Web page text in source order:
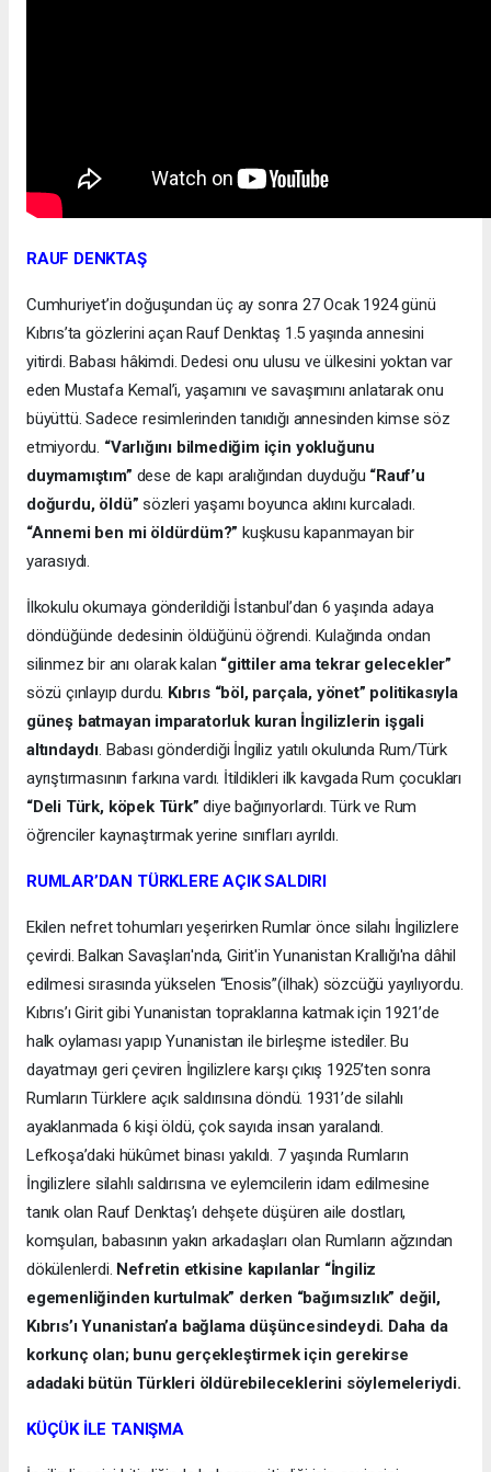
RAUF DENKTAŞ
Cumhuriyet’in doğuşundan üç ay sonra 27 Ocak 1924 günü
Kıbrıs’ta gözlerini açan Rauf Denktaş 1.5 yaşında annesini
yitirdi. Babası hâkimdi. Dedesi onu ulusu ve ülkesini yoktan var
eden Mustafa Kemal’i, yaşamını ve savaşımını anlatarak onu
büyüttü. Sadece resimlerinden tanıdığı annesinden kimse söz
etmiyordu. “Varlığını bilmediğim için yokluğunu
duymamıştım” dese de kapı aralığından duyduğu “Rauf’u
doğurdu, öldü” sözleri yaşamı boyunca aklını kurcaladı.
“Annemi ben mi öldürdüm?”kuşkusu kapanmayan bir
yarasıydı.
İlkokulu okumaya gönderildiği İstanbul’dan 6 yaşında adaya
döndüğünde dedesinin öldüğünü öğrendi. Kulağında ondan
silinmez bir anı olarak kalan “gittiler ama tekrar gelecekler”
sözü çınlayıp durdu. Kıbrıs “böl, parçala, yönet” politikasıyla
güneş batmayan imparatorluk kuran İngilizlerin işgali
altındaydı. Babası gönderdiği İngiliz yatılı okulunda Rum/Türk
ayrıştırmasının farkına vardı. İtildikleri ilk kavgada Rum çocukları
“Deli Türk, köpek Türk” diye bağırıyorlardı. Türk ve Rum
öğrenciler kaynaştırmak yerine sınıfları ayrıldı.
RUMLAR’DAN TÜRKLERE AÇIK SALDIRI
Ekilen nefret tohumları yeşerirken Rumlar önce silahı İngilizlere
çevirdi. Balkan Savaşları'nda, Girit'in Yunanistan Krallığı'na dâhil
edilmesi sırasında yükselen “Enosis”(ilhak) sözcüğü yayılıyordu.
Kıbrıs’ı Girit gibi Yunanistan topraklarına katmak için 1921’de
halk oylaması yapıp Yunanistan ile birleşme istediler. Bu
dayatmayı geri çeviren İngilizlere karşı çıkış 1925’ten sonra
Rumların Türklere açık saldırısına döndü. 1931’de silahlı
ayaklanmada 6 kişi öldü, çok sayıda insan yaralandı.
Lefkoşa’daki hükûmet binası yakıldı. 7 yaşında Rumların
İngilizlere silahlı saldırısına ve eylemcilerin idam edilmesine
tanık olan Rauf Denktaş’ı dehşete düşüren aile dostları,
komşuları, babasının yakın arkadaşları olan Rumların ağzından
dökülenlerdi. Nefretin etkisine kapılanlar “İngiliz
egemenliğinden kurtulmak” derken “bağımsızlık” değil,
Kıbrıs’ı Yunanistan’a bağlama düşüncesindeydi. Daha da
korkunç olan; bunu gerçekleştirmek için gerekirse
adadaki bütün Türkleri öldürebileceklerini söylemeleriydi.
KÜÇÜK İLE TANIŞMA